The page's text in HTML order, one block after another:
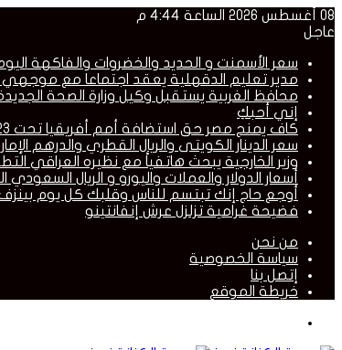
08 أغسطس 2026 الساعة 4:44 م
عاجل
سعر الأسمنت و الحديد والخضروات والفاكهة اليوم السبت 8
مدير تعليم الدقهلية يعقد اجتماعا مع موجهي
محافظ الغربية يستقبل وكيل وزارة الصحة
إني أحبكِ
كاف يمنح مصر حق استضافة أمم أفريقيا تحت 23 عاماً 2027
سعر الدينار الكويتى والريال القطري والدرهم
وزير الخارجية يبحث هاتفياً مع نظيره العراقي
أسعار الدولار والعملات واليورو و الريال السعودي
أوجع حاج إنك تبتسم للناس وقلبك كل يوم
فضيحة غرامية تزلزل عرش إنفانتينو
من نحن
سياسة الخصوصية
إتصل بنا
خريطة الموقع